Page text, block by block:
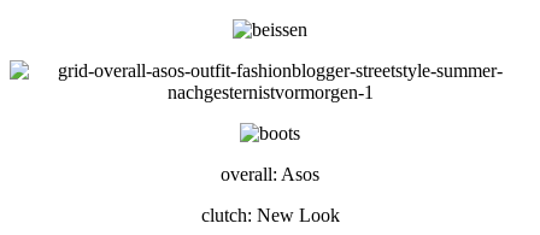
overall: Asos
clutch: New Look